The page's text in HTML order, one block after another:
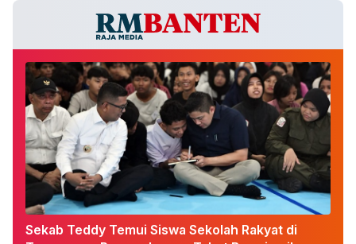
Sekab Teddy Temui Siswa Sekolah Rakyat di